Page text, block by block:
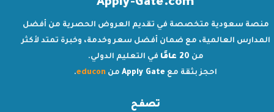
Apply-Gate.com
منصة سعودية متخصصة في تقديم العروض الحصرية من أفضل
المدارس العالمية، مع ضمان أفضل سعر وخدمة، وخبرة تمتد لأكثر
من 20 عامًا
في التعليم الدولي.
احجز بثقة مع Apply Gate من educon
.
تصفح